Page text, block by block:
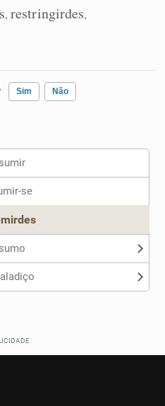
, restringirdes,
Sim Não
me ajudou
se